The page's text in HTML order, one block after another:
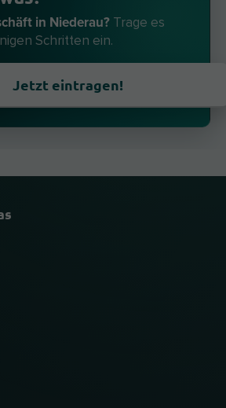
in Niederau? Trage es
Schritten ein.
Jetzt eintragen!